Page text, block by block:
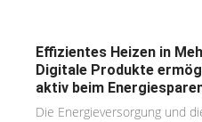
Effizientes Heizen in
Digitale Produkte
aktiv beim
Die Energieversorgung und